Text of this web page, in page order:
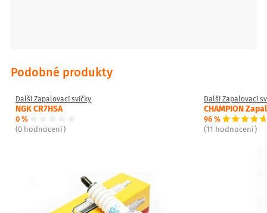
Podobné produkty
Další Zapalovací svíčky
NGK CR7HSA
0 %
(0 hodnocení)
Další Zapalovací
CHAMPION
96 %
(11 hodnocení)